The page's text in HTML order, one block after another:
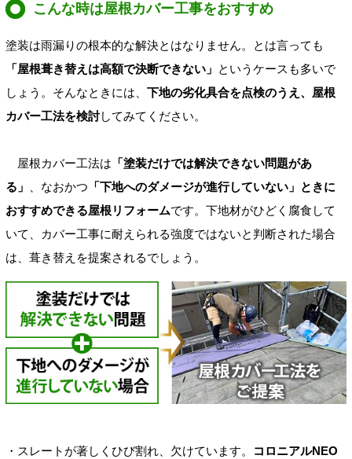
こんな時は屋根カバー工事をおすすめ
塗装は雨漏りの根本的な解決とはなりません。とは言っても
「屋根葺き替えは高額で決断できない」 というケースも多いで
しょう。そんなときには、 下地の劣化具合を点検のうえ、屋根
カバー工法を検討してみてください。
屋根カバー工法は 「塗装だけでは解決できない問題があ
る」
、なおかつ 「下地へのダメージが進行していない」ときに
おすすめできる屋根リフォームです。下地材がひどく腐食して
いて、カバー工事に耐えられる強度ではないと判断された場合
は、葺き替えを提案されるでしょう。
・スレートが著しくひび割れ、欠けています。
コロニアルNEO